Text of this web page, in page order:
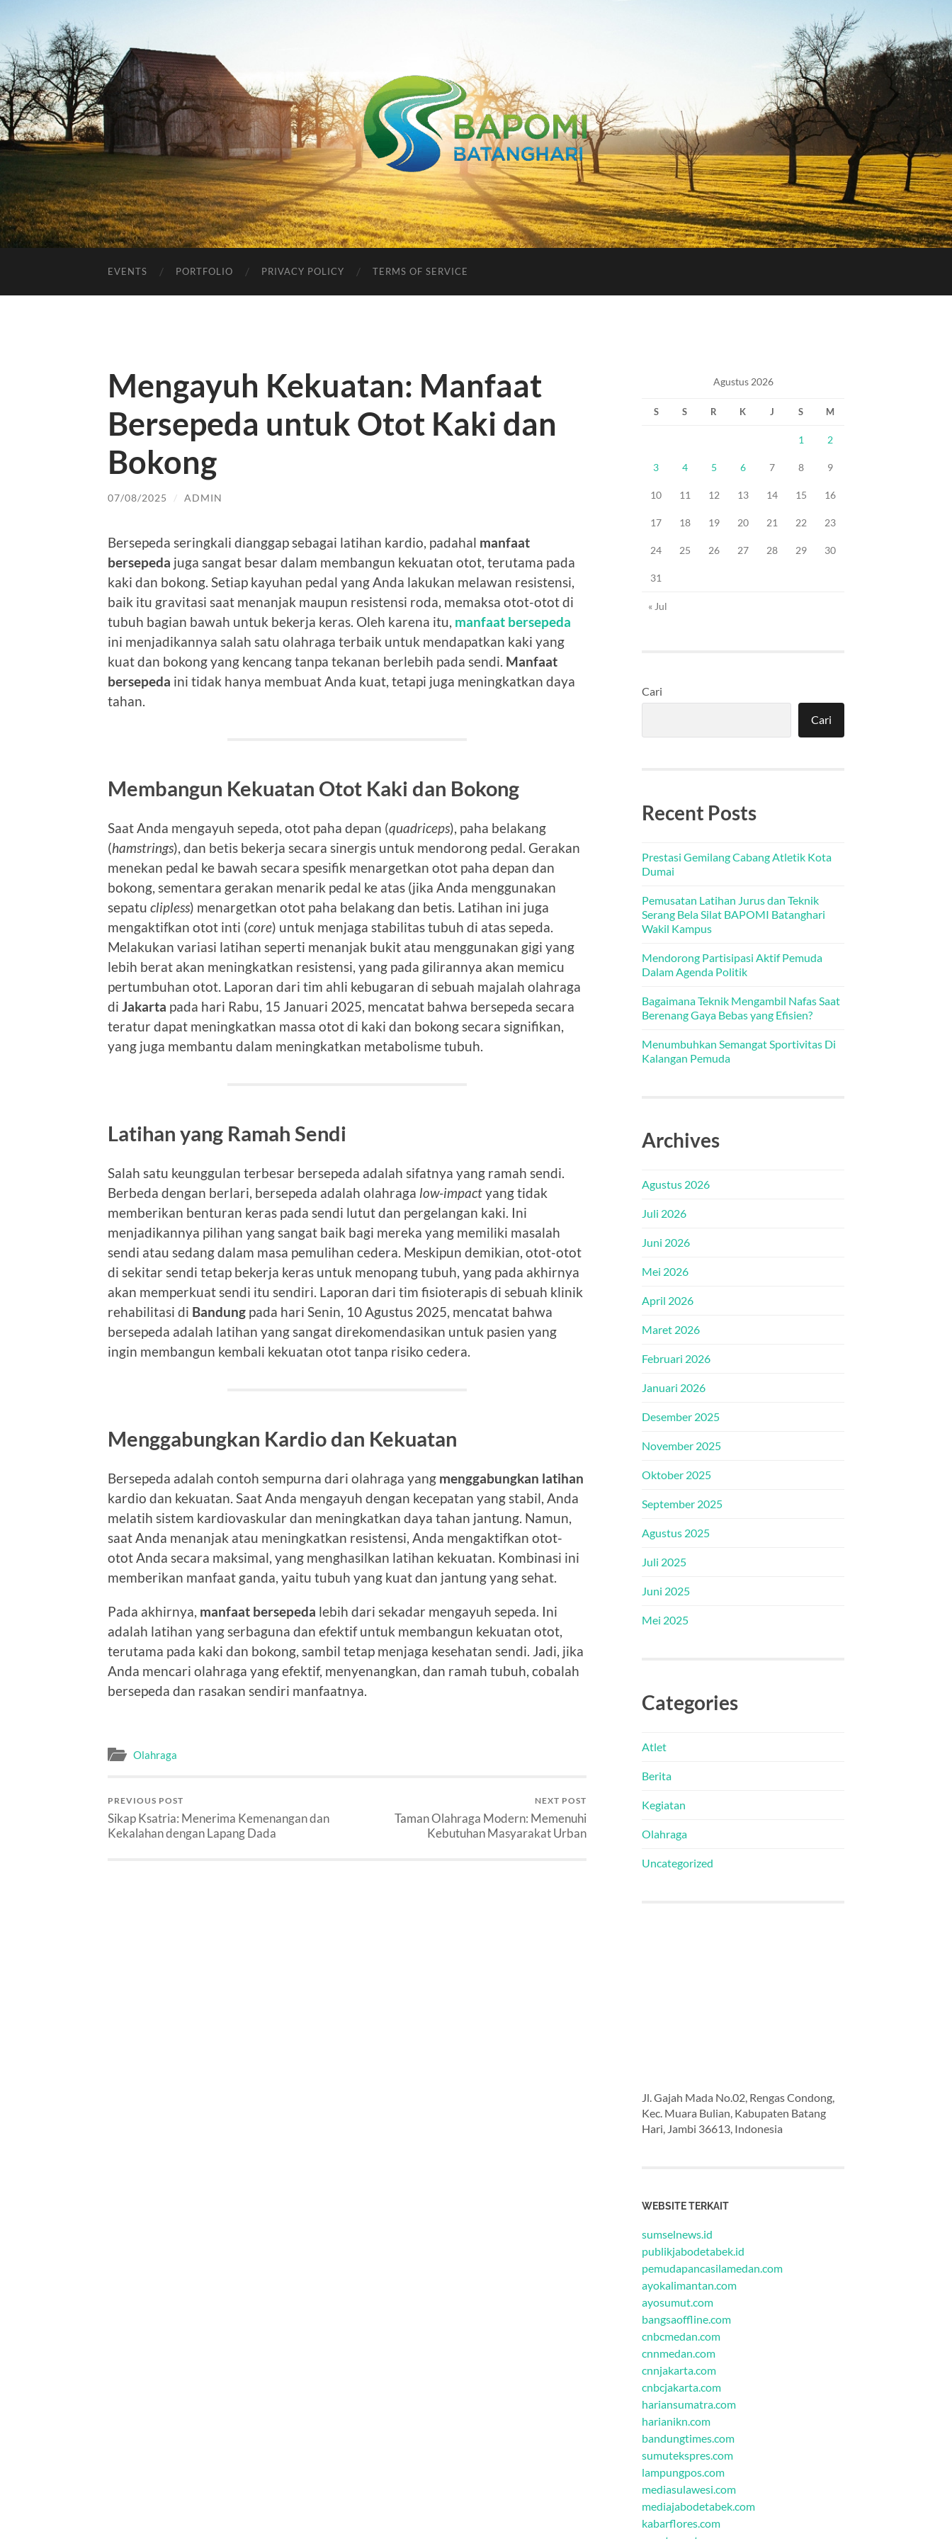
Bapomi
Batanghari
EVENTS PORTFOLIO PRIVACY POLICY TERMS OF SERVICE
Mengayuh Kekuatan: Manfaat
Bersepeda untuk Otot Kaki dan
Bokong
07/08/2025 / ADMIN
Bersepeda seringkali dianggap sebagai latihan kardio, padahal manfaat
bersepeda juga sangat besar dalam membangun kekuatan otot, terutama pada
kaki dan bokong. Setiap kayuhan pedal yang Anda lakukan melawan resistensi,
baik itu gravitasi saat menanjak maupun resistensi roda, memaksa otot-otot di
tubuh bagian bawah untuk bekerja keras. Oleh karena itu, manfaat bersepeda
ini menjadikannya salah satu olahraga terbaik untuk mendapatkan kaki yang
kuat dan bokong yang kencang tanpa tekanan berlebih pada sendi. Manfaat
bersepeda ini tidak hanya membuat Anda kuat, tetapi juga meningkatkan daya
tahan.
Membangun Kekuatan Otot Kaki dan Bokong
Saat Anda mengayuh sepeda, otot paha depan (quadriceps), paha belakang
(hamstrings), dan betis bekerja secara sinergis untuk mendorong pedal. Gerakan
menekan pedal ke bawah secara spesifik menargetkan otot paha depan dan
bokong, sementara gerakan menarik pedal ke atas (jika Anda menggunakan
sepatu clipless) menargetkan otot paha belakang dan betis. Latihan ini juga
mengaktifkan otot inti (core) untuk menjaga stabilitas tubuh di atas sepeda.
Melakukan variasi latihan seperti menanjak bukit atau menggunakan gigi yang
lebih berat akan meningkatkan resistensi, yang pada gilirannya akan memicu
pertumbuhan otot. Laporan dari tim ahli kebugaran di sebuah majalah olahraga
di Jakarta pada hari Rabu, 15 Januari 2025, mencatat bahwa bersepeda secara
teratur dapat meningkatkan massa otot di kaki dan bokong secara signifikan,
yang juga membantu dalam meningkatkan metabolisme tubuh.
Latihan yang Ramah Sendi
Salah satu keunggulan terbesar bersepeda adalah sifatnya yang ramah sendi.
Berbeda dengan berlari, bersepeda adalah olahraga low-impactyang tidak
memberikan benturan keras pada sendi lutut dan pergelangan kaki. Ini
menjadikannya pilihan yang sangat baik bagi mereka yang memiliki masalah
sendi atau sedang dalam masa pemulihan cedera. Meskipun demikian, otot-otot
di sekitar sendi tetap bekerja keras untuk menopang tubuh, yang pada akhirnya
akan memperkuat sendi itu sendiri. Laporan dari tim fisioterapis di sebuah klinik
rehabilitasi di Bandung pada hari Senin, 10 Agustus 2025, mencatat bahwa
bersepeda adalah latihan yang sangat direkomendasikan untuk pasien yang
ingin membangun kembali kekuatan otot tanpa risiko cedera.
Menggabungkan Kardio dan Kekuatan
Bersepeda adalah contoh sempurna dari olahraga yang menggabungkan latihan
kardio dan kekuatan. Saat Anda mengayuh dengan kecepatan yang stabil, Anda
melatih sistem kardiovaskular dan meningkatkan daya tahan jantung. Namun,
saat Anda menanjak atau meningkatkan resistensi, Anda mengaktifkan otot-
otot Anda secara maksimal, yang menghasilkan latihan kekuatan. Kombinasi ini
memberikan manfaat ganda, yaitu tubuh yang kuat dan jantung yang sehat.
Pada akhirnya, manfaat bersepeda lebih dari sekadar mengayuh sepeda. Ini
adalah latihan yang serbaguna dan efektif untuk membangun kekuatan otot,
terutama pada kaki dan bokong, sambil tetap menjaga kesehatan sendi. Jadi, jika
Anda mencari olahraga yang efektif, menyenangkan, dan ramah tubuh, cobalah
bersepeda dan rasakan sendiri manfaatnya.
Olahraga
PREVIOUS POST
Sikap Ksatria: Menerima Kemenangan dan
Kekalahan dengan Lapang Dada
NEXT POST
Taman Olahraga Modern: Memenuhi
Kebutuhan Masyarakat Urban
Agustus 2026
S S R K J S M
1 2
3 4 5 6 7 8 9
10 11 12 13 14 15 16
17 18 19 20 21 22 23
24 25 26 27 28 29 30
31
« Jul
Cari
Cari
Recent Posts
Prestasi Gemilang Cabang Atletik Kota
Dumai
Pemusatan Latihan Jurus dan Teknik
Serang Bela Silat BAPOMI Batanghari
Wakil Kampus
Mendorong Partisipasi Aktif Pemuda
Dalam Agenda Politik
Bagaimana Teknik Mengambil Nafas Saat
Berenang Gaya Bebas yang Efisien?
Menumbuhkan Semangat Sportivitas Di
Kalangan Pemuda
Archives
Agustus 2026
Juli 2026
Juni 2026
Mei 2026
April 2026
Maret 2026
Februari 2026
Januari 2026
Desember 2025
November 2025
Oktober 2025
September 2025
Agustus 2025
Juli 2025
Juni 2025
Mei 2025
Categories
Atlet
Berita
Kegiatan
Olahraga
Uncategorized
Jl. Gajah Mada No.02, Rengas Condong,
Kec. Muara Bulian, Kabupaten Batang
Hari, Jambi 36613, Indonesia
WEBSITE TERKAIT
sumselnews.id
publikjabodetabek.id
pemudapancasilamedan.com
ayokalimantan.com
ayosumut.com
bangsaoffline.com
cnbcmedan.com
cnnmedan.com
cnnjakarta.com
cnbcjakarta.com
hariansumatra.com
harianikn.com
bandungtimes.com
sumutekspres.com
lampungpos.com
mediasulawesi.com
mediajabodetabek.com
kabarflores.com